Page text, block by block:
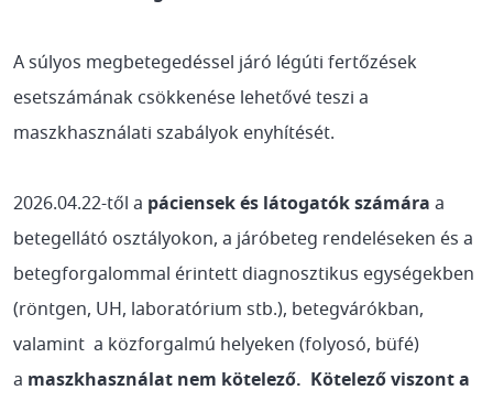
A súlyos megbetegedéssel járó légúti fertőzések
esetszámának csökkenése lehetővé teszi a
maszkhasználati szabályok enyhítését.
2026.04.22-től a páciensek és látogatók számára a
betegellátó osztályokon, a járóbeteg rendeléseken és a
betegforgalommal érintett diagnosztikus egységekben
(röntgen, UH, laboratórium stb.), betegvárókban,
valamint a közforgalmú helyeken (folyosó, büfé)
a maszkhasználat nem kötelező. Kötelező viszont a